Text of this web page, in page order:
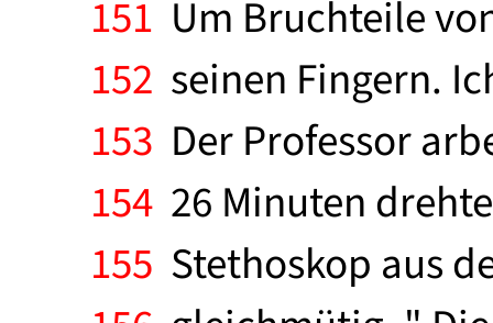
151 Um Bruchteile
152 seinen Fingern.
153 Der Professor
154 26 Minuten
155 Stethoskop aus